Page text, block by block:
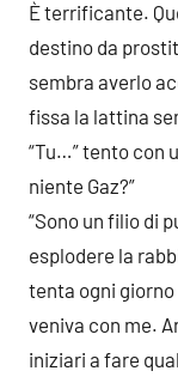
È terrificante.
destino da
sembra averlo
fissa la lattina
“Tu…” tento con
niente Gaz?”
“Sono un filio di
esplodere la
tenta ogni giorno
veniva con me.
iniziari a fare